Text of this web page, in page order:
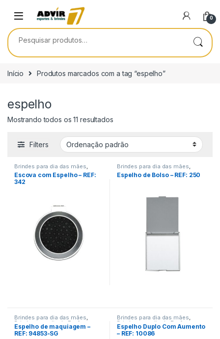
0
Pesquisar por:
Início Produtos marcados com a tag “espelho”
espelho
Mostrando todos os 11 resultados
Filters
Brindes para dia das mães
Brindes para dia do Professor
Encontro de Funcionários,
Viagem/Lazer/Uso Pessoal
Escova com Espelho – REF:
342
Brindes para dia das mães
Brindes para dia do Professor,
Encontro de Funcionários
Espelho de Bolso – REF: 250
Brindes para dia das mães,
Brindes para dia do Professor
Encontro de Funcionários,
Viagem/Lazer/Uso Pessoal
Espelho de maquiagem –
REF: 94853-SG
Brindes para dia das mães,
Brindes para dia do Professor
Encontro de Funcionários,
Viagem/Lazer/Uso Pessoal
Espelho Duplo Com Aumento
– REF: 10086